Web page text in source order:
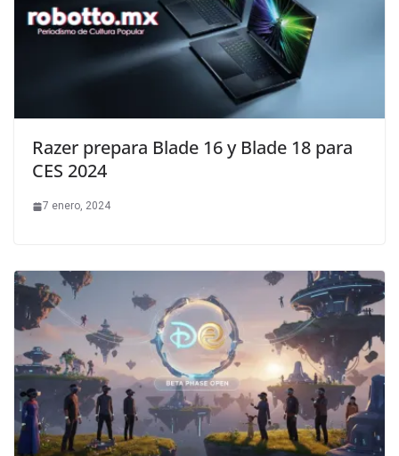
Razer prepara Blade 16 y Blade 18 para
CES 2024
7 enero, 2024